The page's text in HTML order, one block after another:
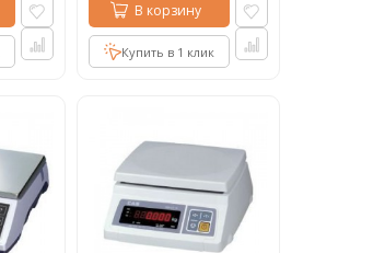
В корзину
Купить в 1 клик